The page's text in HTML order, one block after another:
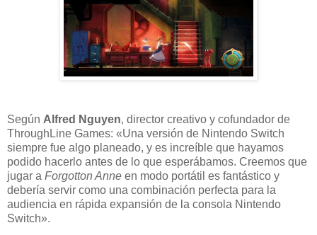
Según Alfred Nguyen, director creativo y cofundador de
ThroughLine Games: «Una versión de Nintendo Switch
siempre fue algo planeado, y es increíble que hayamos
podido hacerlo antes de lo que esperábamos. Creemos que
jugar a Forgotton Anne en modo portátil es fantástico y
debería servir como una combinación perfecta para la
audiencia en rápida expansión de la consola Nintendo
Switch».